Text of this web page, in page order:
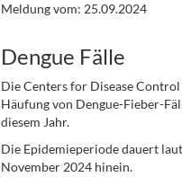
Meldung vom: 25.09.2024
Dengue Fälle
Die Centers for Disease
Häufung von Dengue-Fieber-
diesem Jahr.
Die Epidemieperiode dauert
November 2024 hinein.